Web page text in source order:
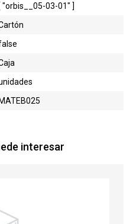
[ "orbis__05-03-01" ]
interesar